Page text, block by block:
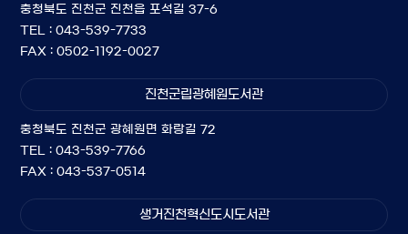
충청북도 진천군 진천읍 포석길 37-6
TEL : 043-539-7733
FAX : 0502-1192-0027
진천군립광혜원도서관
충청북도 진천군 광혜원면 화랑길 72
TEL : 043-539-7766
FAX : 043-537-0514
생거진천혁신도시도서관